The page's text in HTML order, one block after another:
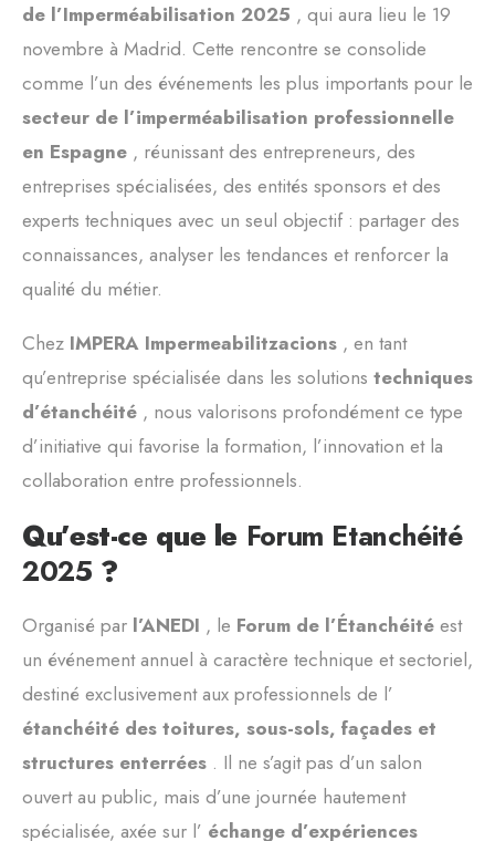
de l’Imperméabilisation 2025 , qui aura lieu le 19
novembre à Madrid. Cette rencontre se consolide
comme l’un des événements les plus importants pour le
secteur de l’imperméabilisation professionnelle
en Espagne , réunissant des entrepreneurs, des
entreprises spécialisées, des entités sponsors et des
experts techniques avec un seul objectif : partager des
connaissances, analyser les tendances et renforcer la
qualité du métier.
Chez IMPERA Impermeabilitzacions , en tant
qu’entreprise spécialisée dans les solutions techniques
d’étanchéité , nous valorisons profondément ce type
d’initiative qui favorise la formation, l’innovation et la
collaboration entre professionnels.
Qu’est-ce que le Forum Etanchéité
2025 ?
Organisé par l’ANEDI , le Forum de l’Étanchéité est
un événement annuel à caractère technique et sectoriel,
destiné exclusivement aux professionnels de l’
étanchéité des toitures, sous-sols, façades et
structures enterrées . Il ne s’agit pas d’un salon
ouvert au public, mais d’une journée hautement
spécialisée, axée sur l’ échange d’expériences